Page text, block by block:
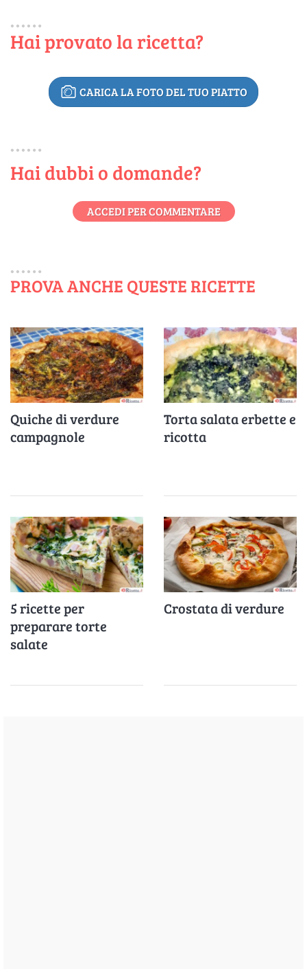
Hai provato la ricetta?
CARICA LA FOTO DEL TUO PIATTO
Hai dubbi o domande?
ACCEDI PER COMMENTARE
PROVA ANCHE QUESTE RICETTE
Quiche di verdure
campagnole
Torta salata erbette e
ricotta
5 ricette per
preparare torte
salate
Crostata di verdure